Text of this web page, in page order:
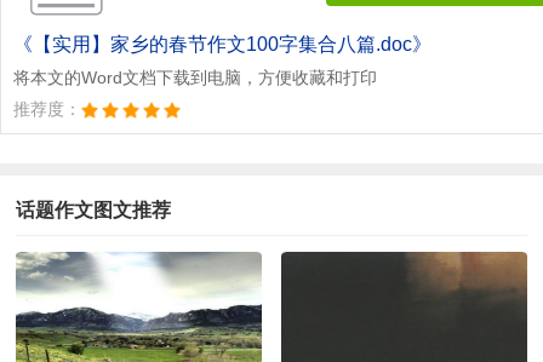
《【实用】家乡的春节作文100字集合八篇.doc》
将本文的Word文档下载到电脑，方便收藏和打印
推荐度：
话题作文图文推荐